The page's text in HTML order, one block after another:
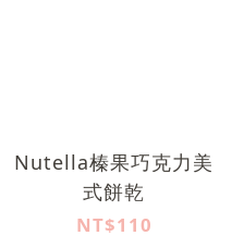
Nutella榛果巧克力美
式餅乾
NT$110